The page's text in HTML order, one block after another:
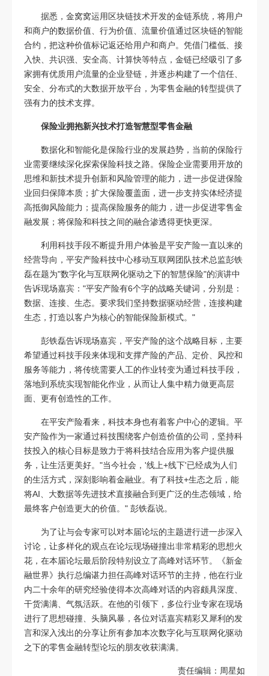
据悉，金窝窝运用区块链技术开发的金链系统，将用户
和商户的数据价值、行为价值、流量价值通过区块链的智能
合约，把这种价值标记返还给用户和商户。凭借门槛低、接
入快、共识强、安全高、计算快等特点，金链已经吸引了多
家拥有优质用户流量的企业登链，并逐步构建了一个信任、
安全、分布式的大数据开放平台，为零售金融的转型提供了
强有力的技术支撑。
保险业拥抱新兴技术打造智慧型零售金融
数据化和智能化是保险行业的发展趋势，当前的保险行
业需要继续深化探索保险科技之路。保险企业需要用开放的
思维和新技术提升创新和风险管理的能力，进一步促进保险
业回归保障本质；扩大保险覆盖面，进一步支持实体经济提
高抵御风险能力；提高保险服务的能力，进一步促进零售金
融发展；将保险和科技之间的融合渗透得更快更深。
利用科技手段不断提升用户体验是平安产险一直以来的
经营导向，平安产险科技中心移动互联网团队技术总监彭铁
磊在题为"数字化与互联网化驱动之下的智慧保险"的演讲中
告诉现场嘉宾："平安产险有6个字的战略关键词，分别是：
数据、连接、生态。要求我们坚持数据驱动经营，连接构建
生态，打造以客户为核心的智能保险新模式。"
彭铁磊告诉现场嘉宾，平安产险的这个战略目标，主要
希望通过科技手段来体现和支撑产险的产品、定价、风控和
服务等能力，将传统需要人工的作业转变为通过科技手段，
落地到系统实现智能化作业，从而让人集中精力做更高层
面、更有创造性的工作。
在平安产险看来，科技本身也有着客户中心的逻辑。平
安产险作为一家通过科技围绕客户创造价值的公司，坚持科
技投入的核心目标是致力于将科技结合应用为客户提供服
务，让生活更美好。"当今社会，'线上+线下'已经成为人们
的生活方式，深刻影响着金融业。有了科技+生态之后，能
将AI、大数据等先进技术直接融合到更广泛的生态领域，给
最终客户创造更大的价值。" 彭铁磊说。
为了让与会专家可以对本届论坛的主题进行进一步深入
讨论，让多样化的观点在论坛现场碰撞出非常精彩的思想火
花，在本届论坛最后阶段特别设立了高峰对话环节。《新金
融世界》执行总编谌力担任高峰对话环节的主持，他在行业
内二十余年的研究经验使得本次高峰对话的内容颇具深度、
干货满满、气氛活跃。在他的引领下，多位行业专家在现场
进行了思想碰撞、头脑风暴，各位对话嘉宾精彩又犀利的发
言和深入浅出的分享让所有参加本次数字化与互联网化驱动
之下的零售金融转型论坛的朋友收获满满。
责任编辑：周星如